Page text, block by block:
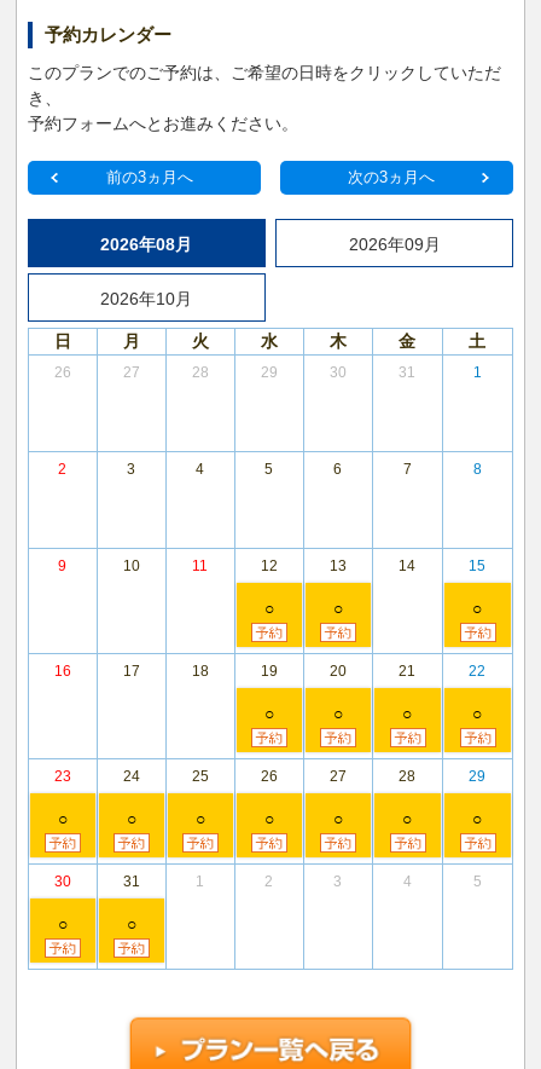
予約カレンダー
このプランでのご予約は、ご希望の日時をクリックしていただ
き、
予約フォームへとお進みください。
前の3ヵ月へ 次の3ヵ月へ
2026年08月 2026年09月
2026年10月
日 月 火 水 木 金 土
26 27 28 29 30 31 1
2 3 4 5 6 7 8
9 10 11 12
○
13
○
14 15
○
16 17 18 19
○
20
○
21
○
22
○
23
○
24
○
25
○
26
○
27
○
28
○
29
○
30
○
31
○
1 2 3 4 5